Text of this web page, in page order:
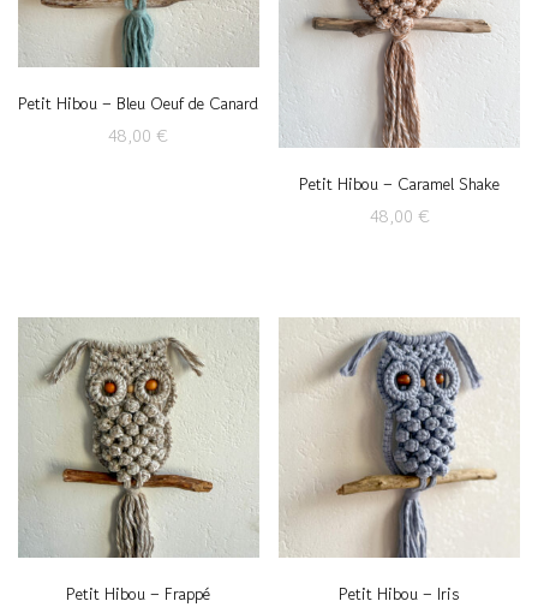
Petit Hibou – Bleu Oeuf de Canard
48,00€
Petit Hibou – Caramel Shake
48,00 €
Petit Hibou – Frappé
Petit Hibou – Iris